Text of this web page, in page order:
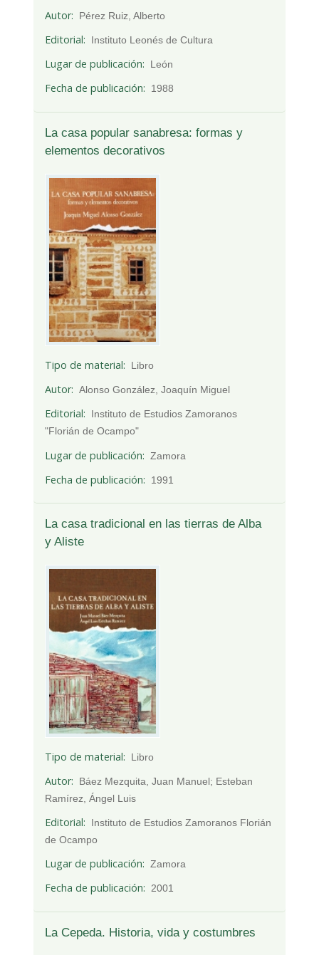
Autor Pérez Ruiz, Alberto
Editorial Instituto Leonés de Cultura
Lugar de publicación León
Fecha de publicación 1988
La casa popular sanabresa: formas y
elementos decorativos
Tipo de material Libro
Autor Alonso González, Joaquín Miguel
Editorial
Instituto de Estudios Zamoranos
"Florián de Ocampo"
Lugar de publicación Zamora
Fecha de publicación 1991
La casa tradicional en las tierras de Alba
y Aliste
Tipo de material Libro
Autor
Báez Mezquita, Juan Manuel; Esteban
Ramírez, Ángel Luis
Editorial
Instituto de Estudios Zamoranos Florián
de Ocampo
Lugar de publicación Zamora
Fecha de publicación 2001
La Cepeda. Historia, vida y costumbres